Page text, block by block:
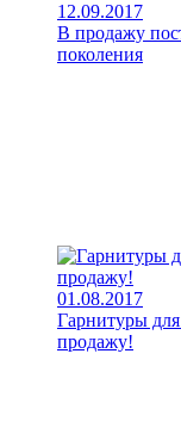
12.09.2017
В продажу
поколения
01.08.2017
Гарнитуры
продажу!